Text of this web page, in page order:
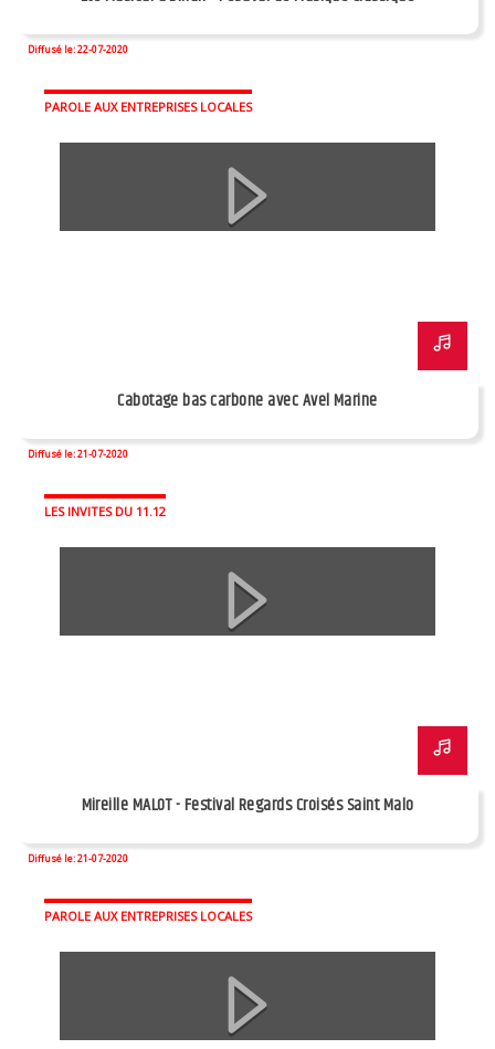
Diffusé le: 22-07-2020
PAROLE AUX ENTREPRISES LOCALES
Cabotage bas carbone avec Avel Marine
Diffusé le: 21-07-2020
LES INVITES DU 11.12
Mireille MALOT - Festival Regards Croisés Saint Malo
Diffusé le: 21-07-2020
PAROLE AUX ENTREPRISES LOCALES